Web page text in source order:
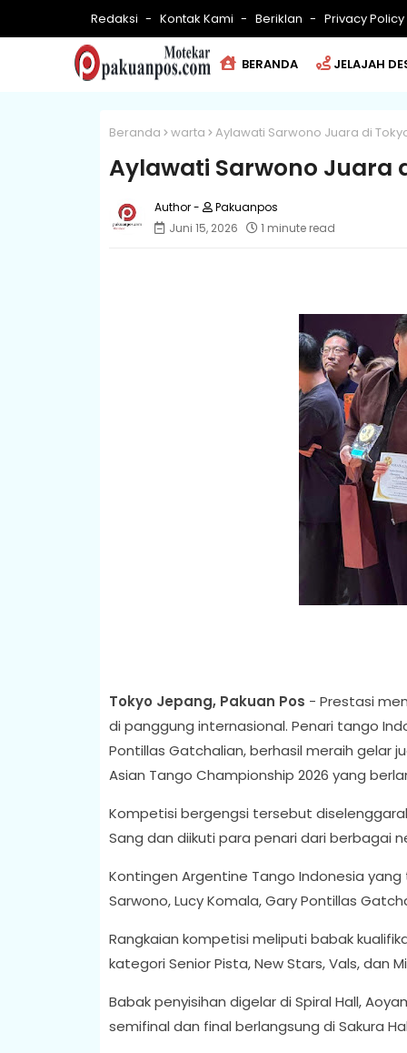
Redaksi Kontak Kami Beriklan Privacy Policy
BERANDA JELAJAH
Beranda warta Aylawati Sarwono Juara di
Aylawati Sarwono Juara
Pakuanpos
Juni 15, 2026
1 minute read
Tokyo Jepang, Pakuan Pos - Prestasi
di panggung internasional. Penari tango
Pontillas Gatchalian, berhasil meraih gelar
Asian Tango Championship 2026 yang
Kompetisi bergengsi tersebut
Sang dan diikuti para penari dari berbagai
Kontingen Argentine Tango Indonesia
Sarwono, Lucy Komala, Gary Pontillas
Rangkaian kompetisi meliputi babak
kategori Senior Pista, New Stars, Vals, dan
Babak penyisihan digelar di Spiral Hall,
semifinal dan final berlangsung di Sakura